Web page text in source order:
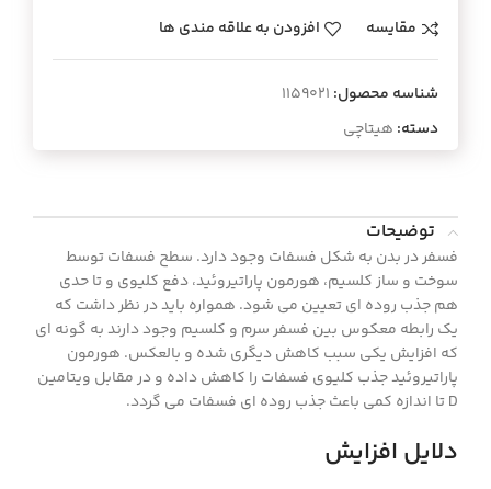
مقایسه
افزودن به علاقه مندی ها
شناسه محصول: 1159021
دسته: هیتاچی
توضیحات
فسفر در بدن به شکل فسفات وجود دارد. سطح فسفات توسط
سوخت و ساز کلسیم، هورمون پاراتیروئید، دفع کلیوی و تا حدی
هم جذب روده ای تعیین می شود. همواره باید در نظر داشت که
یک رابطه معکوس بین فسفر سرم و کلسیم وجود دارند به گونه ای
که افزایش یکی سبب کاهش دیگری شده و بالعکس. هورمون
پاراتیروئید جذب کلیوی فسفات را کاهش داده و در مقابل ویتامین
D تا اندازه کمی باعث جذب روده ای فسفات می گردد.
دلایل افزایش